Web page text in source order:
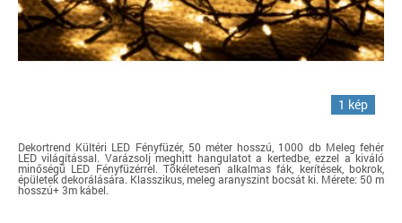
1 kép
Dekortrend Kültéri LED Fényfüzér, 50 méter hosszú, 1000 db Meleg fehér
LED világítással. Varázsolj meghitt hangulatot a kertedbe, ezzel a kiváló
minőségű LED Fényfüzérrel. Tökéletesen alkalmas fák, kerítések, bokrok,
épületek dekorálására. Klasszikus, meleg aranyszínt bocsát ki. Mérete: 50 m
hosszú+ 3m kábel.